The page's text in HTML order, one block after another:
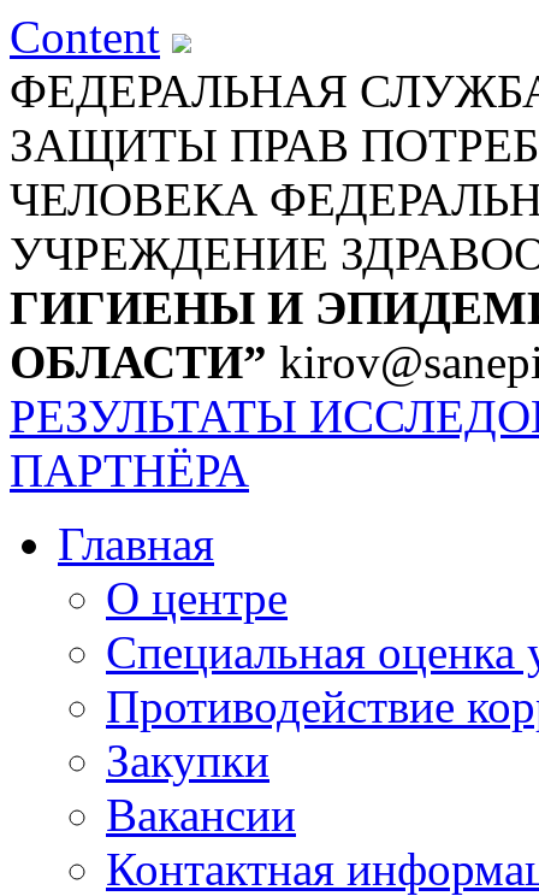
Content
ФЕДЕРАЛЬНАЯ
ЗАЩИТЫ ПРАВ
ЧЕЛОВЕКА
УЧРЕЖДЕНИЕ
ГИГИЕНЫ И
ОБЛАСТИ”
РЕЗУЛЬТАТЫ
ПАРТНЁРА
Главная
О центре
Специальная оценка
Противодействие
Закупки
Вакансии
Контактная